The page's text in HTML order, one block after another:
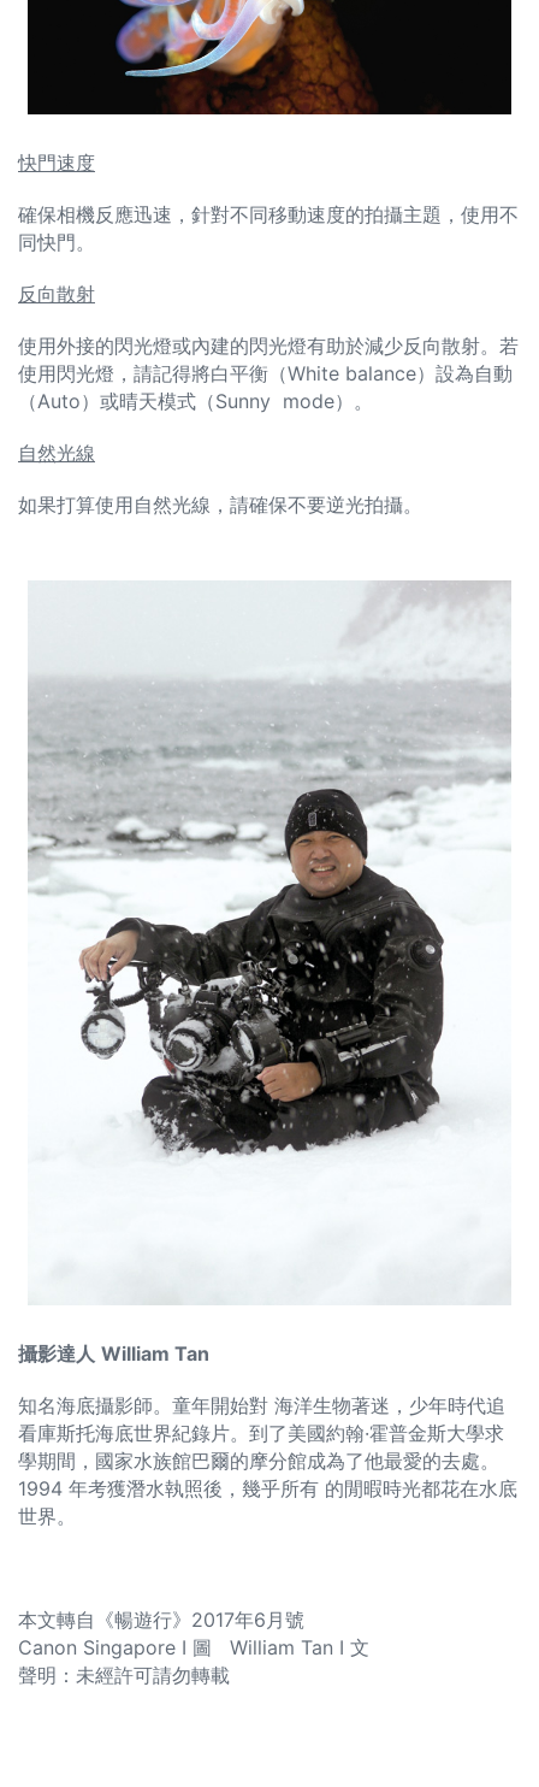
快門速度
確保相機反應迅速，針對不同移動速度的拍攝主題，使用不
同快門。
反向散射
使用外接的閃光燈或內建的閃光燈有助於減少反向散射。若
使用閃光燈，請記得將白平衡（White balance）設為自動
（Auto）或晴天模式（Sunny mode）。
自然光線
如果打算使用自然光線，請確保不要逆光拍攝。
攝影達人 William Tan
知名海底攝影師。童年開始對 海洋生物著迷，少年時代追
看庫斯托海底世界紀錄片。到了美國約翰·霍普金斯大學求
學期間，國家水族館巴爾的摩分館成為了他最愛的去處。
1994 年考獲潛水執照後，幾乎所有 的閒暇時光都花在水底
世界。
本文轉自《暢遊行》2017年6月號
Canon Singapore I 圖 William Tan I 文
聲明：未經許可請勿轉載